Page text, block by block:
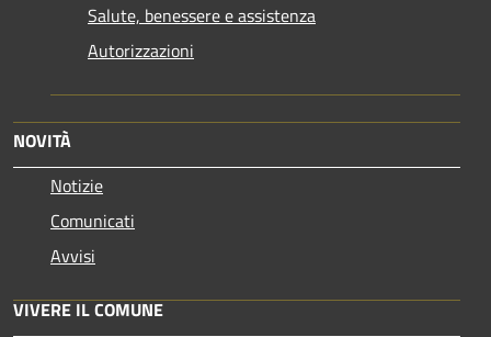
Salute, benessere e assistenza
Autorizzazioni
NOVITÀ
Notizie
Comunicati
Avvisi
VIVERE IL COMUNE